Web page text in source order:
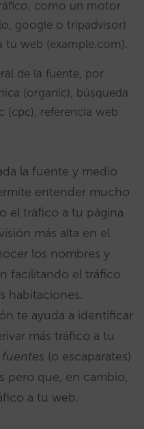
como un motor
google o tripadvisor)
web (example.com).
de la fuente, por
(organic), búsqueda
(cpc), referencia web
la fuente y medio
entender mucho
el tráfico a tu página
más alta en el
los nombres y
facilitando el tráfico
habitaciones.
te ayuda a identificar
más tráfico a tu
fuentes (o escaparates)
pero que, en cambio,
a tu web.